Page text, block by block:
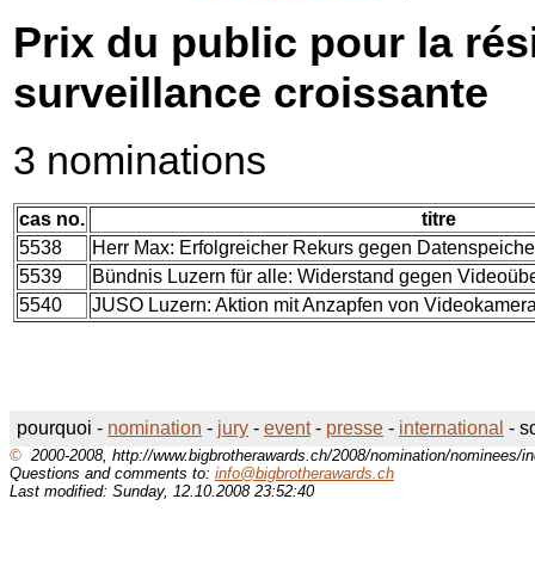
Prix du public pour la
surveillance croissante
3 nominations
cas no.
titre
5538
Herr Max: Erfolgreicher Rekurs gegen
5539
Bündnis Luzern für alle: Widerstand gegen
5540
JUSO Luzern: Aktion mit Anzapfen von
pourquoi - nomination - jury - event- presse - international -
© 2000-2008, http://www.bigbrotherawards.ch/2008/nomination/nominees/
Questions and comments to: info@bigbrotherawards.ch
Last modified: Sunday, 12.10.2008 23:52:40